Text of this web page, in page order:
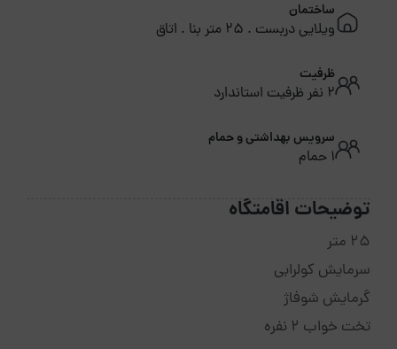
ساختمان
ویلایی دربست . 25 متر بنا . اتاق
ظرفیت
2 نفر ظرفیت استاندارد
سرویس بهداشتی و حمام
1 حمام
توضیحات اقامتگاه
25 متر
سرمایش کولرابی
گرمایش شوفاژ
تخت خواب 2 نفره